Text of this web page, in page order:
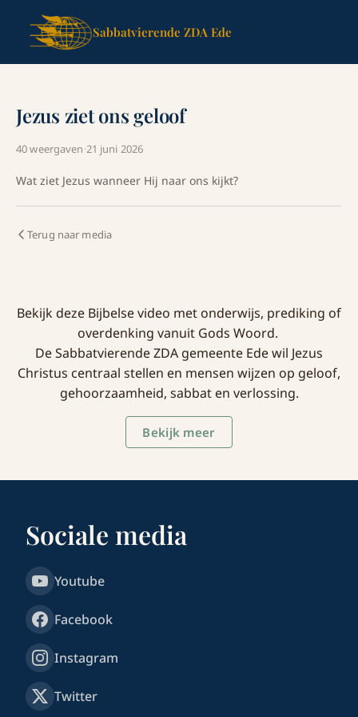
Sabbatvierende ZDA Ede
Jezus ziet ons geloof
40 weergaven·21 juni 2026
Wat ziet Jezus wanneer Hij naar ons kijkt?
Terug naar media
Bekijk deze Bijbelse video met onderwijs, prediking of
overdenking vanuit Gods Woord.
De Sabbatvierende ZDA gemeente Ede wil Jezus
Christus centraal stellen en mensen wijzen op geloof,
gehoorzaamheid, sabbat en verlossing.
Bekijk meer
Sociale media
Youtube
Facebook
Instagram
Twitter